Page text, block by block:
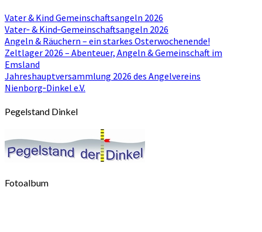
Vater & Kind Gemeinschaftsangeln 2026
Vater‑ & Kind‑Gemeinschaftsangeln 2026
Angeln & Räuchern – ein starkes Osterwochenende!
Zeltlager 2026 – Abenteuer, Angeln & Gemeinschaft im
Emsland
Jahreshauptversammlung 2026 des Angelvereins
Nienborg‑Dinkel e.V.
Pegelstand Dinkel
Fotoalbum